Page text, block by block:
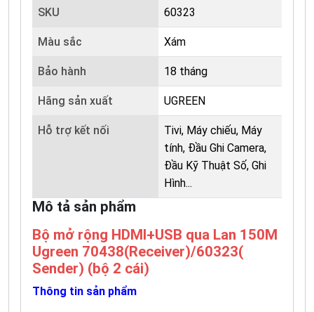
SKU 60323
Màu sắc Xám
Bảo hành 18 tháng
Hãng sản xuất UGREEN
Hỗ trợ kết nối
Tivi, Máy chiếu, Máy
tính, Đầu Ghi Camera,
Đầu Kỹ Thuật Số, Ghi
Hình...
Mô tả sản phẩm
Bộ mở rộng HDMI+USB qua Lan 150M
Ugreen 70438(Receiver)/60323(
Sender) (bộ 2 cái)
Thông tin sản phẩm